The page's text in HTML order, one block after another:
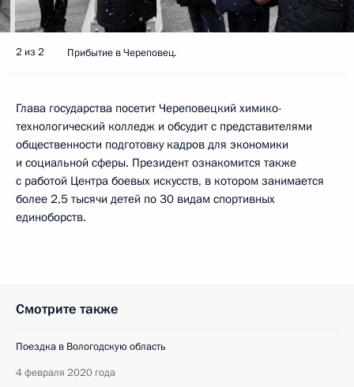
2 из 2 Прибытие в Череповец.
Глава государства посетит Череповецкий химико-
технологический колледж и обсудит с представителями
общественности подготовку кадров для экономики
и социальной сферы. Президент ознакомится также
с работой Центра боевых искусств, в котором занимается
более 2,5 тысячи детей по 30 видам спортивных
единоборств.
Смотрите также
Поездка в Вологодскую область
4 февраля 2020 года